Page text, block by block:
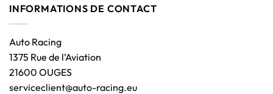
INFORMATIONS DE CONTACT
Auto Racing
1375 Rue de l’Aviation
21600 OUGES
serviceclient@auto-racing.eu